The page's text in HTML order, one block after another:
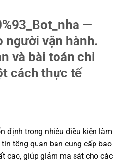
—
người vận hành.
và bài toán chi
cách thực tế
định trong nhiều điều kiện làm
tổng quan bạn cung cấp bao
cao, giúp giảm ma sát cho các